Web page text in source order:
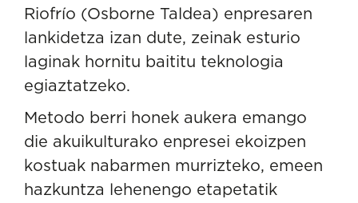
Riofrío (Osborne Taldea) enpresaren
lankidetza izan dute, zeinak esturio
laginak hornitu baititu teknologia
egiaztatzeko.
Metodo berri honek aukera emango
die akuikulturako enpresei ekoizpen
kostuak nabarmen murrizteko, emeen
hazkuntza lehenengo etapetatik